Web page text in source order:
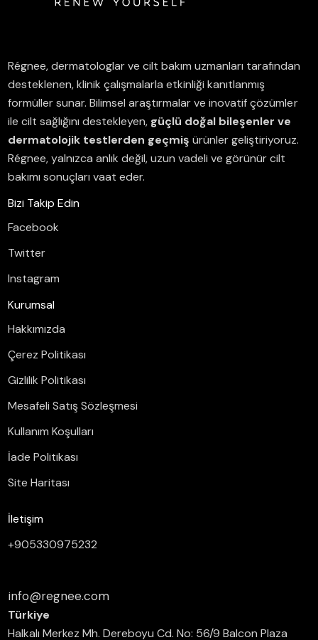
Régnee, dermatologlar ve cilt bakım uzmanları tarafından
desteklenen, klinik çalışmalarla etkinliği kanıtlanmış
formüller sunar.Bilimsel araştırmalar ve inovatif çözümler
ile cilt sağlığını destekleyen, güçlü doğal bileşenler ve
dermatolojik testlerden geçmiş ürünler geliştiriyoruz.
Régnee, yalnızca anlık değil, uzun vadeli ve görünür cilt
bakımı sonuçları vaat eder.
Bizi Takip Edin
Facebook
Twitter
Instagram
Kurumsal
Hakkımızda
Çerez Politikası
Gizlilik Politikası
Mesafeli Satış Sözleşmesi
Kullanım Koşulları
İade Politikası
Site Haritası
İletişim
+905330975232
info@regnee.com
Türkiye
Halkalı Merkez Mh. Dereboyu Cd. No: 56/9 Balcon Plaza